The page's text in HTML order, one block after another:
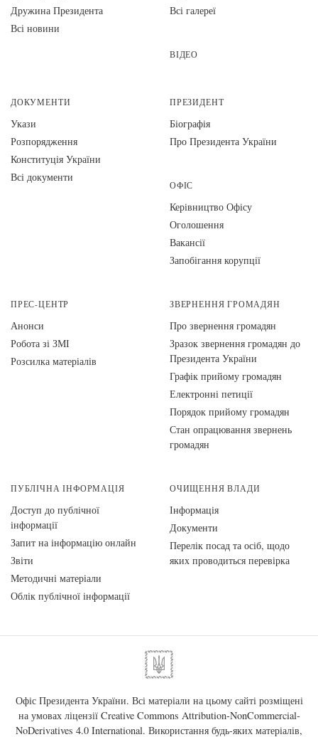
Дружина Президента
Всі новини
Всі галереї
ВІДЕО
ДОКУМЕНТИ
Укази
Розпорядження
Конституція України
Всі документи
ПРЕЗИДЕНТ
Біографія
Про Президента України
ОФІС
Керівництво Офісу
Оголошення
Вакансії
Запобігання корупції
ПРЕС-ЦЕНТР
Анонси
Робота зі ЗМІ
Розсилка матеріалів
ЗВЕРНЕННЯ ГРОМАДЯН
Про звернення громадян
Зразок звернення громадян до
Президента України
Графік прийому громадян
Електронні петиції
Порядок прийому громадян
Стан опрацювання звернень
громадян
ПУБЛІЧНА ІНФОРМАЦІЯ
Доступ до публічної
інформації
Запит на інформацію онлайн
Звіти
Методичні матеріали
Облік публічної інформації
ОЧИЩЕННЯ ВЛАДИ
Інформація
Документи
Перелік посад та осіб, щодо
яких проводиться перевірка
Офіс Президента України. Всі матеріали на цьому сайті розміщені
на умовах ліцензії Creative Commons Attribution-NonCommercial-
NoDerivatives 4.0 International. Використання будь-яких матеріалів,